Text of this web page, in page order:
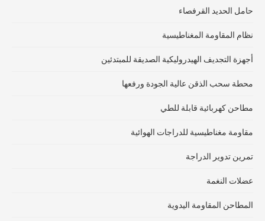
حامل الحديد القرفصاء
نظام المقاومة المغناطيسية
أجهزة التجديف الهيدروليكية الصديقة للمبتدئين
محطة سحب الذقن عالية الجودة ورفعها
مطاحن كهربائية قابلة للطي
مقاومة مغناطيسية للدراجات الهوائية
تمرين تدوير الدراجة
عضلات النغمة
المطاحن المقاومة اليدوية